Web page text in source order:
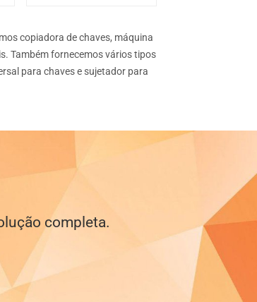
copiadora de chaves, máquina
Também fornecemos vários tipos
para chaves e sujetador para
completa.